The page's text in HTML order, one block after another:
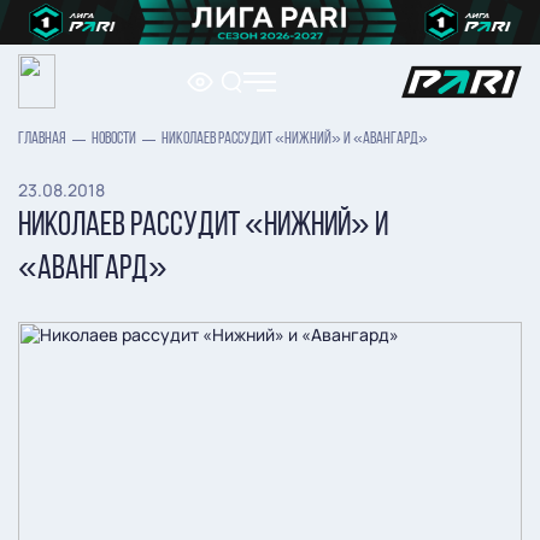
ГЛАВНАЯ НОВОСТИ НИКОЛАЕВ РАССУДИТ «НИЖНИЙ» И «АВАНГАРД»
23.08.2018
НИКОЛАЕВ РАССУДИТ «НИЖНИЙ» И
«АВАНГАРД»